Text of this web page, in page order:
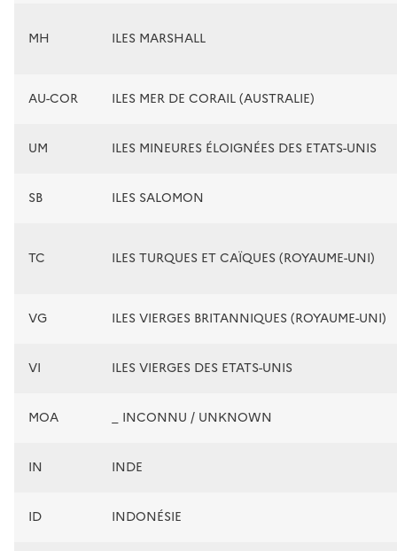
MH ILES MARSHALL
AU-COR ILES MER DE CORAIL (AUSTRALIE)
UM ILES MINEURES ÉLOIGNÉES DES ETATS-UNIS
SB ILES SALOMON
TC ILES TURQUES ET CAÏQUES (ROYAUME-UNI)
VG ILES VIERGES BRITANNIQUES (ROYAUME-UNI)
VI ILES VIERGES DES ETATS-UNIS
MOA _ INCONNU / UNKNOWN
IN INDE
ID INDONÉSIE